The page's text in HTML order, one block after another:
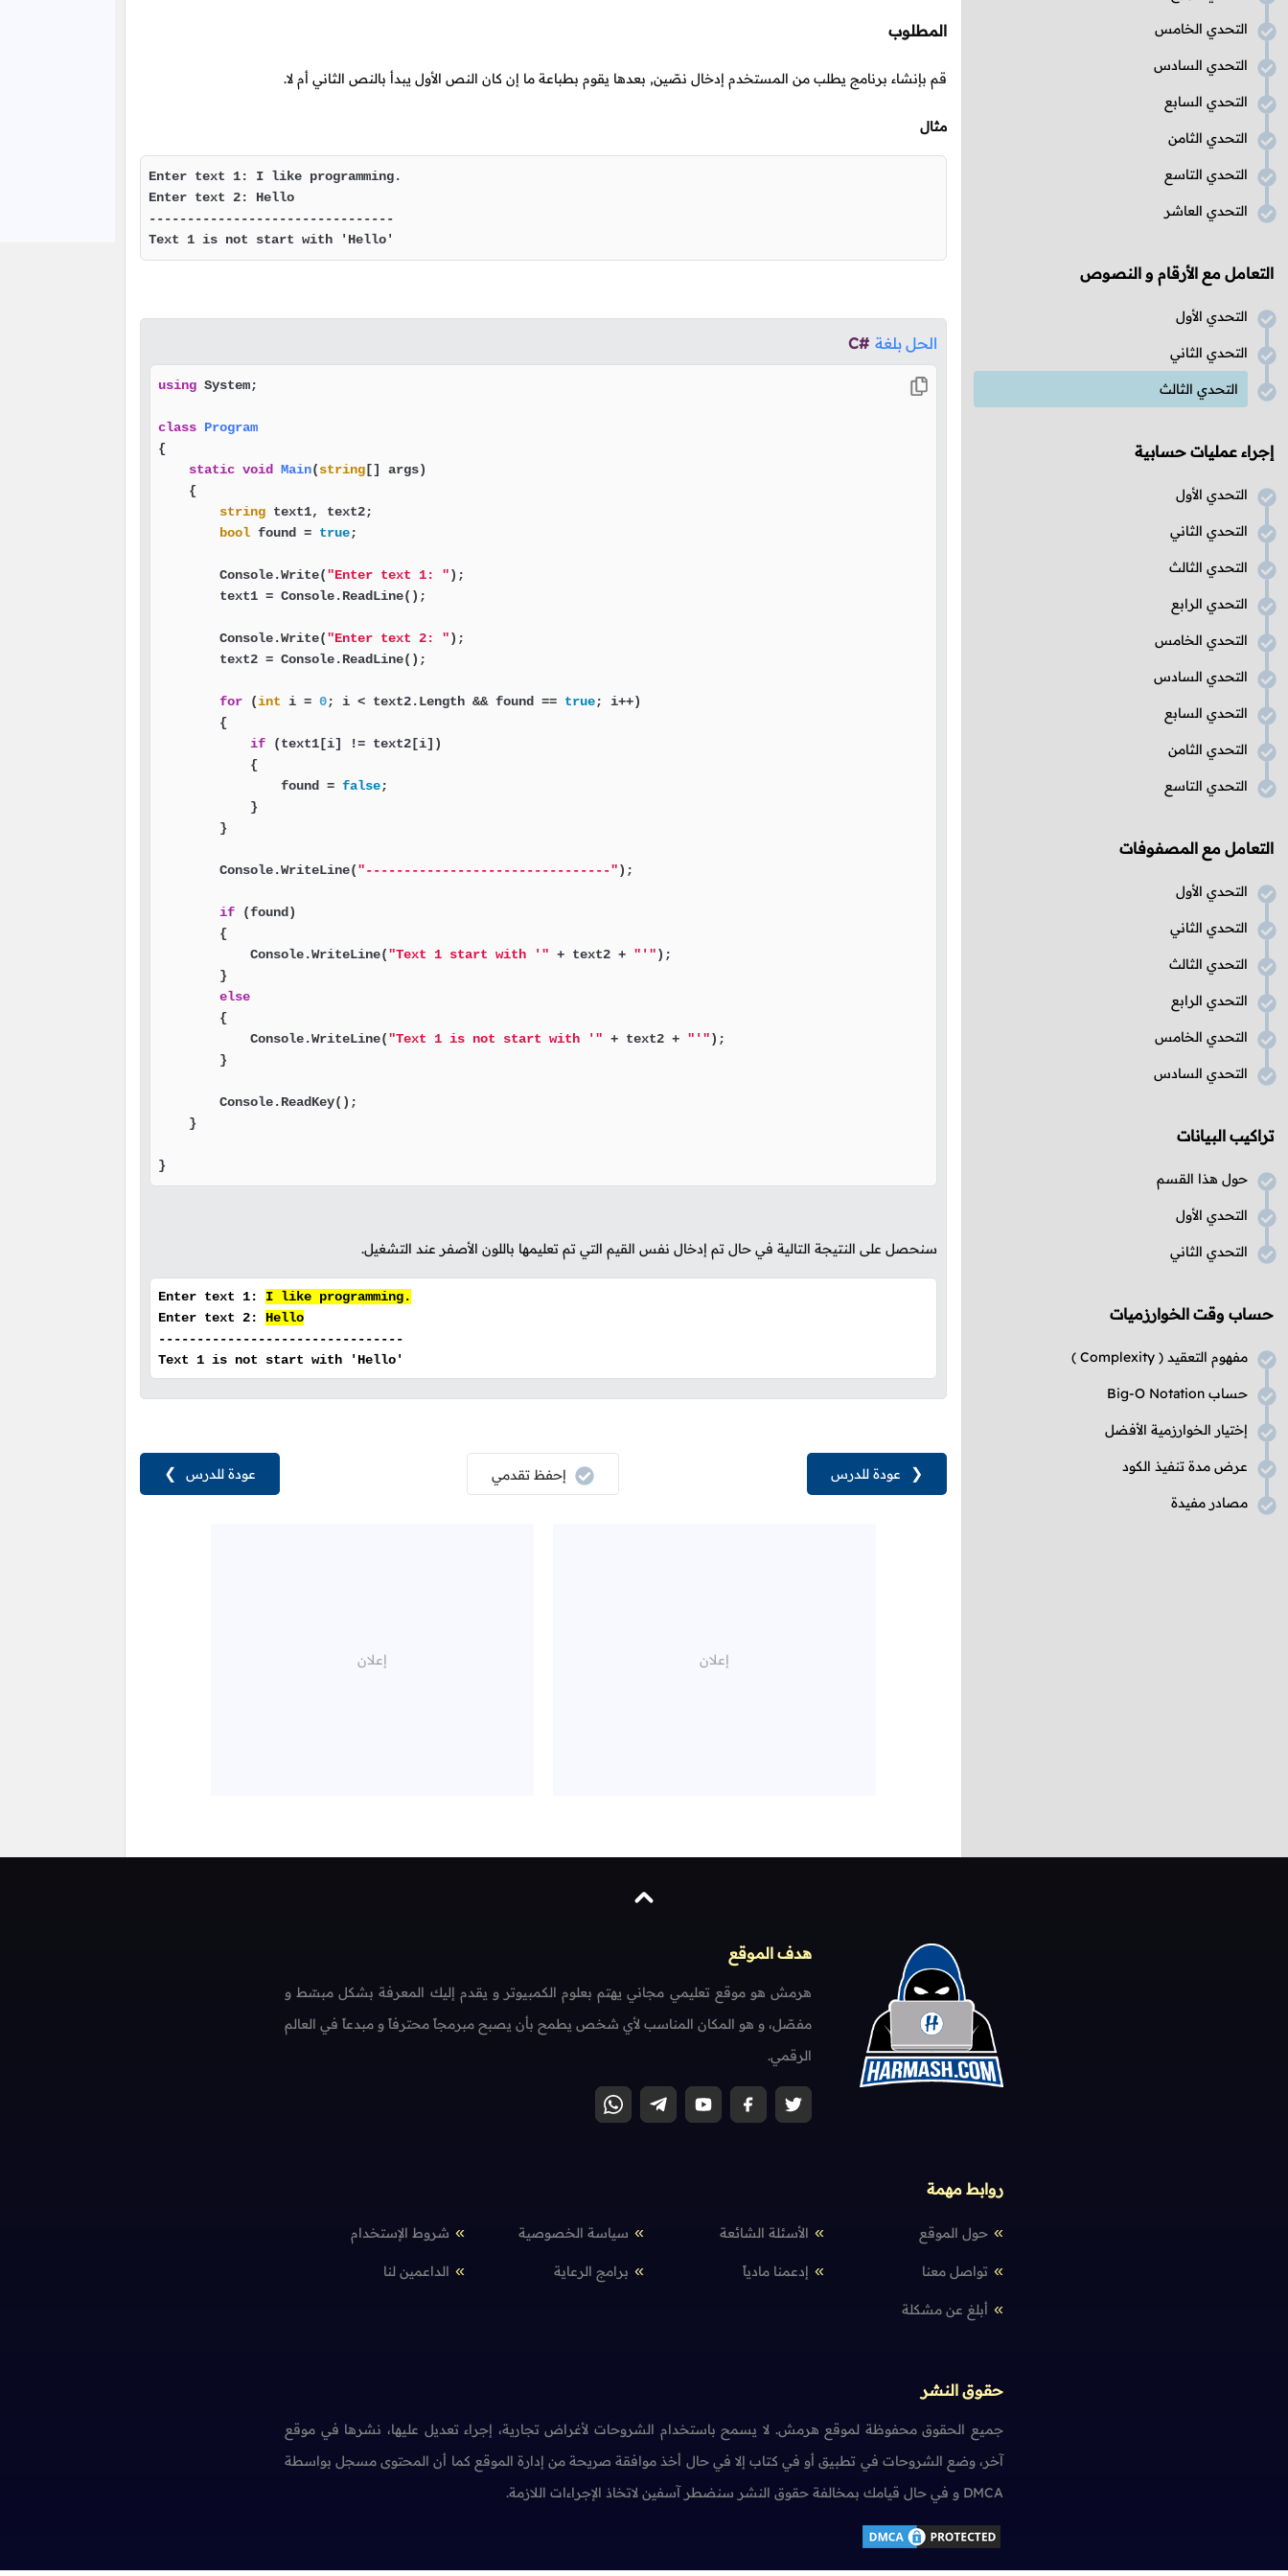
التحدي الخامس
التحدي السادس
التحدي السابع
التحدي الثامن
التحدي التاسع
التحدي العاشر
التعامل مع الأرقام و النصوص
التحدي الأول
التحدي الثاني
التحدي الثالث
إجراء عمليات حسابية
التحدي الأول
التحدي الثاني
التحدي الثالث
التحدي الرابع
التحدي الخامس
التحدي السادس
التحدي السابع
التحدي الثامن
التحدي التاسع
التعامل مع المصفوفات
التحدي الأول
التحدي الثاني
التحدي الثالث
التحدي الرابع
التحدي الخامس
التحدي السادس
تراكيب البيانات
حول هذا القسم
التحدي الأول
التحدي الثاني
حساب وقت الخوارزميات
مفهوم التعقيد ( Complexity
)
حساب Big-O Notation
إختيار الخوارزمية الأفضل
عرض مدة تنفيذ الكود
مصادر مفيدة
المطلوب
قم بإنشاء برنامج يطلب من المستخدم إدخال نصّين, بعدها يقوم بطباعة ما إن كان النص الأول يبدأ بالنص الثاني أم لا.
مثال
Enter text 1: I like programming.
Enter text 2: Hello
--------------------------------
Text 1 is not start with 'Hello'
الحل بلغة C#
using System;
class Program
{
static void Main(string [] args)
    {
string text1, text2;
bool found = true;
        Console.Write(
"Enter text 1: ");
        text1 = Console.ReadLine();
        Console.Write(
"Enter text 2: ");
        text2 = Console.ReadLine();
for (int i = 0; i < text2.Length && found == true; i++)
        {
if (text1[i] != text2[i])
            {
                found =
false;
            }
        }
        Console.WriteLine(
"--------------------------------");
if (found)
        {
            Console.WriteLine(
"Text 1 start with '" + text2 + "'");
        }
else
        {
            Console.WriteLine(
"Text 1 is not start with '" + text2 + "'");
        }
        Console.ReadKey();
    }
}
سنحصل على النتيجة التالية في حال تم إدخال نفس القيم التي تم تعليمها باللون الأصفر عند التشغيل.
Enter text 1: I like programming.
Enter text 2: Hello
--------------------------------
Text 1 is not start with 'Hello'
عودة للدرس ❯ إحفظ تقدمي ❮ عودة للدرس
هدف الموقع
هرمش هو موقع تعليمي مجاني يهتم بعلوم الكمبيوتر و يقدم إليك المعرفة بشكل مبسّط و
مفصّل، و هو المكان المناسب لأي شخص يطمح بأن يصبح مبرمجاً محترفاً و مبدعاً في العالم
الرقمي.
روابط مهمة
حول الموقع الأسئلة الشائعة سياسة الخصوصية شروط الإستخدام
تواصل معنا إدعمنا مادياً برامج الرعاية الداعمين لنا
أبلغ عن مشكلة
حقوق النشر
جميع الحقوق محفوظة لموقع هرمش. لا يسمح باستخدام الشروحات لأغراض تجارية، إجراء تعديل عليها، نشرها في موقع
آخر، وضع الشروحات في تطبيق أو في كتاب إلا في حال أخذ موافقة صريحة من إدارة الموقع كما أن المحتوى مسجل بواسطة
DMCA و في حال قيامك بمخالفة حقوق النشر سنضطر آسفين لاتخاذ الإجراءات اللازمة.